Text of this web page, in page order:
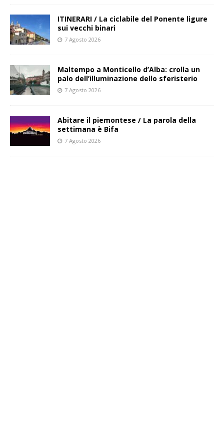
ITINERARI / La ciclabile del Ponente ligure
sui vecchi binari
7 Agosto 2026
Maltempo a Monticello d’Alba: crolla un
palo dell’illuminazione dello sferisterio
7 Agosto 2026
Abitare il piemontese / La parola della
settimana è Bifa
7 Agosto 2026